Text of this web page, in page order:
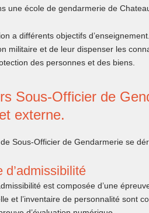
une école de gendarmerie de
a différents objectifs
militaire et de leur dispenser les
des personnes et des biens.
Sous-Officier de
externe.
Sous-Officier de Gendarmerie se
d’admissibilité
est composée d’une
et l’inventaire de personnalité sont